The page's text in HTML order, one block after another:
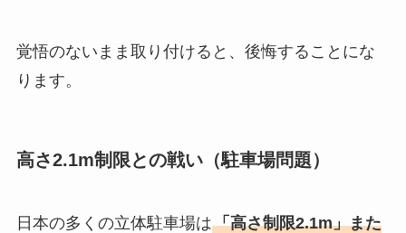
覚悟のないまま取り付けると、後悔することにな
ります。
高さ2.1m制限との戦い（駐車場問題）
日本の多くの立体駐車場は「高さ制限2.1m」また